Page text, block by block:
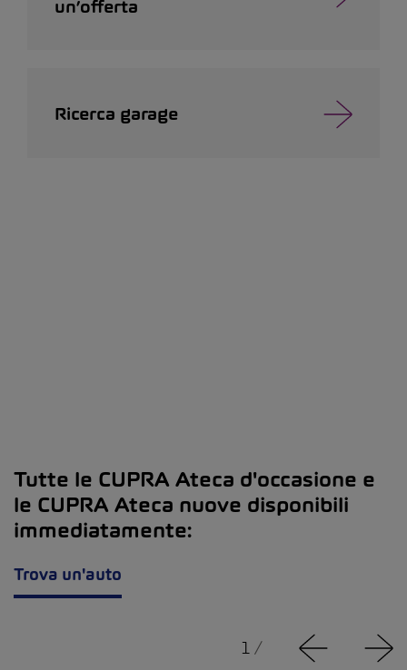
un’offerta
Ricerca garage
Tutte le CUPRA Ateca d'occasione e
le CUPRA Ateca nuove disponibili
immediatamente:
Trova un'auto
1 /